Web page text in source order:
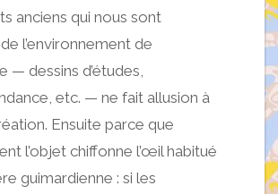
anciens qui nous sont
l’environnement de
— dessins d’études,
etc. — ne fait allusion à
Ensuite parce que
l’objet chiffonne l’œil habitué
guimardienne : si les